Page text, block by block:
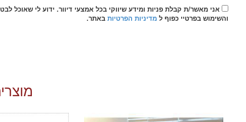
אני מאשר/ת קבלת פניות ומידע שיווקי בכל אמצעי דיוור. ידוע לי שאוכל
והשימוש בפרטיי כפוף ל מדיניות הפרטיות באתר.